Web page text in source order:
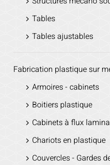
Tables
Tables ajustables
Fabrication plastique sur
Armoires - cabinets
Boitiers plastique
Cabinets à flux
Chariots en plastique
Couvercles - Gardes